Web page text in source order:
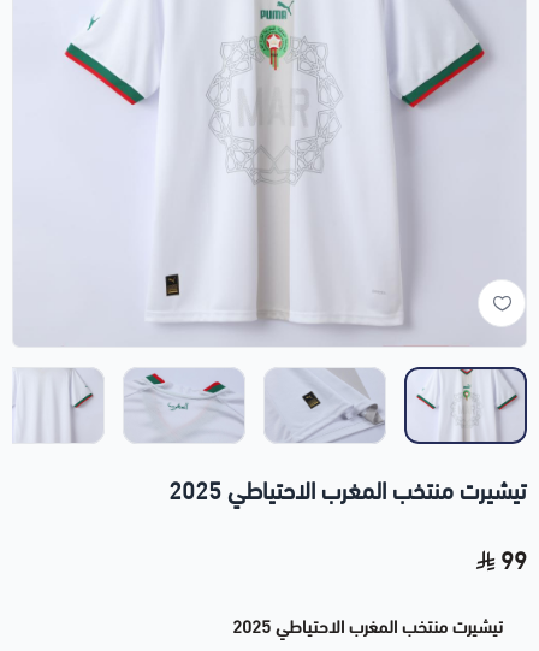
تيشيرت منتخب المغرب الاحتياطي 2025
99
تيشيرت منتخب المغرب الاحتياطي 2025